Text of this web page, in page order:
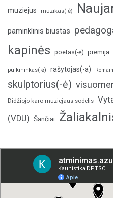
muziejus muzikas(-ė)
paminklinis biustas
kapinės poetas(-ė) premija
pulkininkas(-ė) rašytojas(-a)
skulptorius(-ė)
Didžiojo karo muziejaus sodelis
(VDU) Šančiai